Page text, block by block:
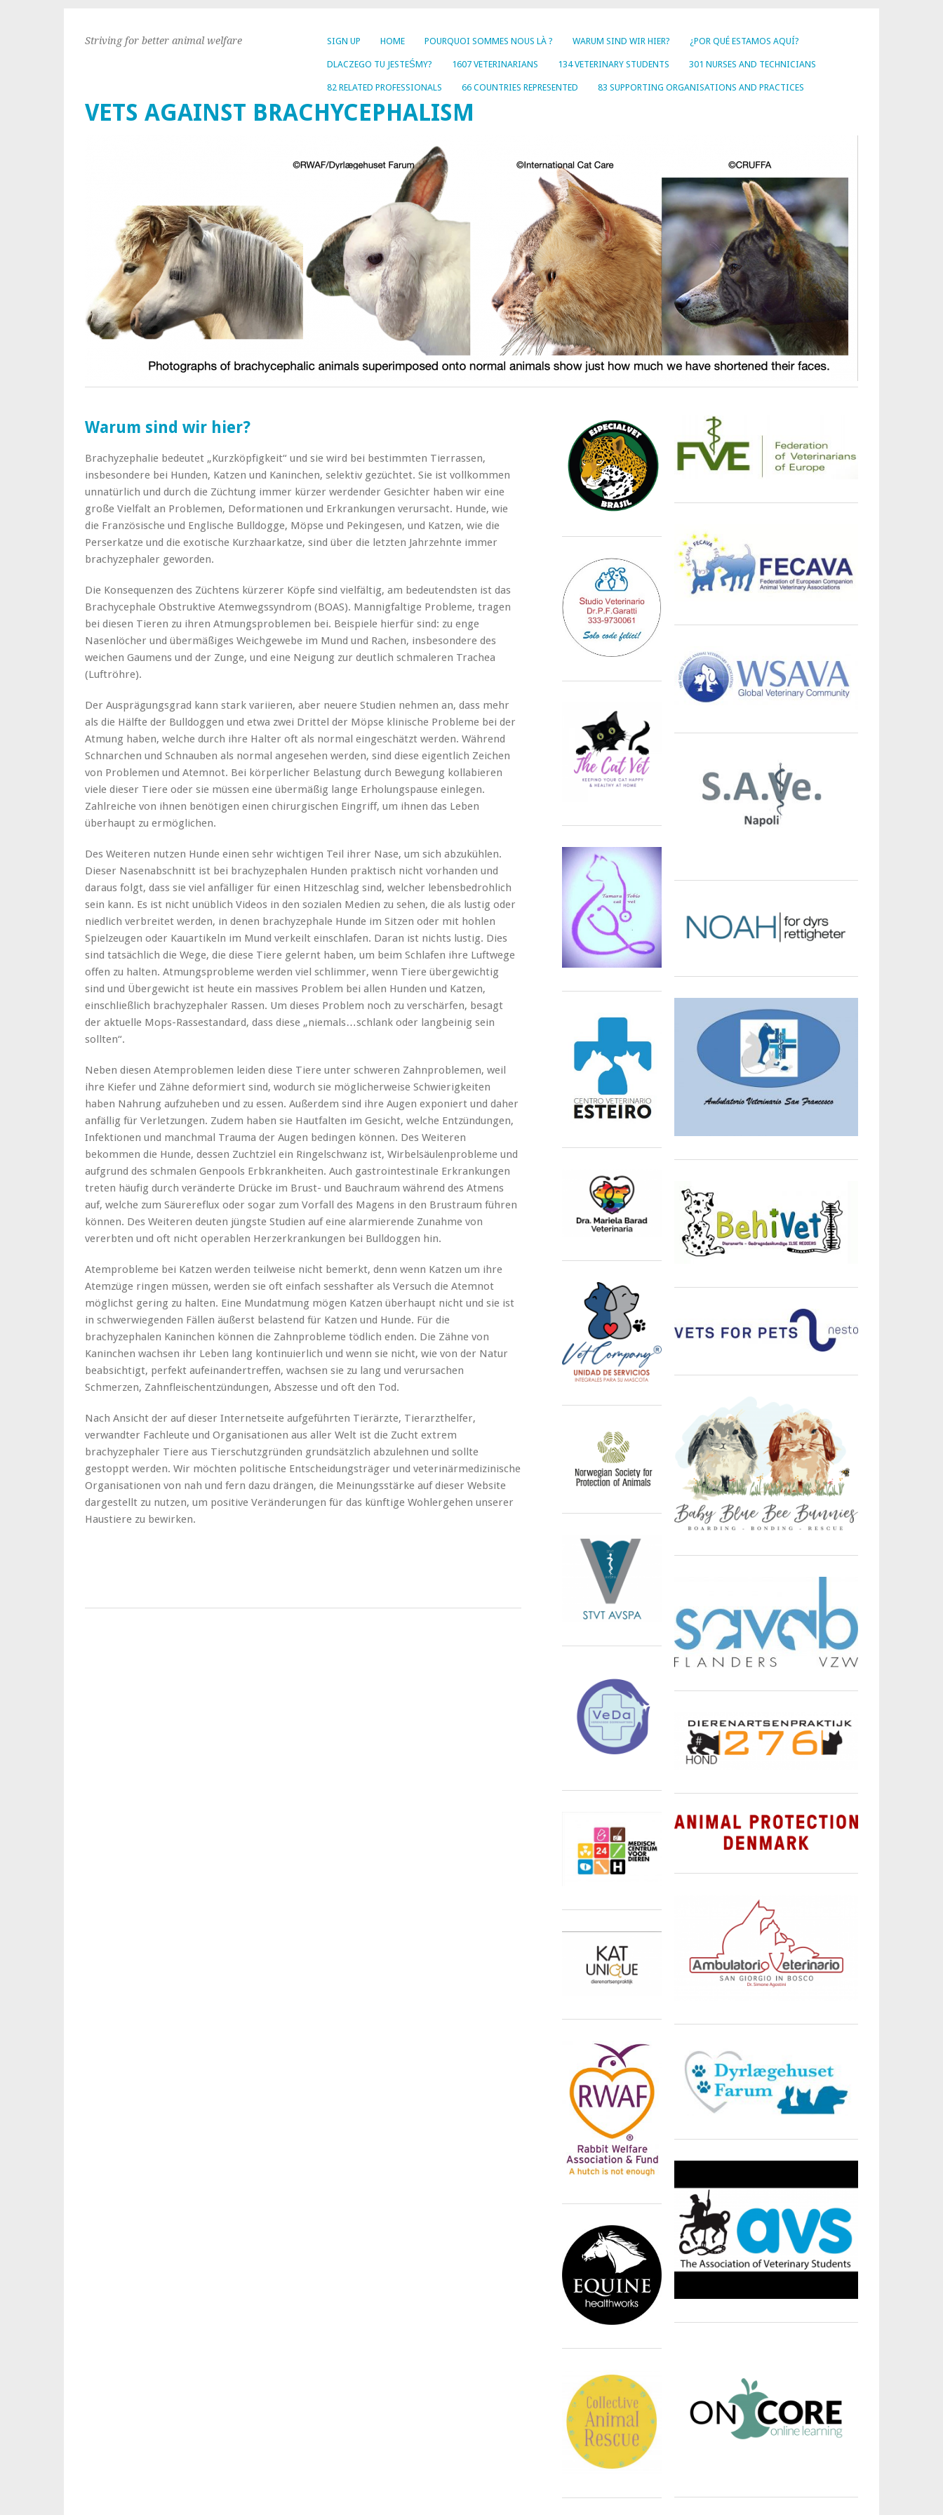
SIGN UP HOME POURQUOI SOMMES NOUS LÀ ? WARUM SIND WIR HIER? ¿POR QUÉ ESTAMOS AQUÍ?
DLACZEGO TU JESTEŚMY? 1607 VETERINARIANS 134 VETERINARY STUDENTS 301 NURSES AND TECHNICIANS
82 RELATED PROFESSIONALS 66 COUNTRIES REPRESENTED 83 SUPPORTING ORGANISATIONS AND PRACTICES
VETS AGAINST BRACHYCEPHALISM
Striving for better animal welfare
Warum sind wir hier?
Brachyzephalie bedeutet „Kurzköpfigkeit“ und sie wird bei bestimmten Tierrassen,
insbesondere bei Hunden, Katzen und Kaninchen, selektiv gezüchtet. Sie ist vollkommen
unnatürlich und durch die Züchtung immer kürzer werdender Gesichter haben wir eine
große Vielfalt an Problemen, Deformationen und Erkrankungen verursacht. Hunde, wie
die Französische und Englische Bulldogge, Möpse und Pekingesen, und Katzen, wie die
Perserkatze und die exotische Kurzhaarkatze, sind über die letzten Jahrzehnte immer
brachyzephaler geworden.
Die Konsequenzen des Züchtens kürzerer Köpfe sind vielfältig, am bedeutendsten ist das
Brachycephale Obstruktive Atemwegssyndrom (BOAS). Mannigfaltige Probleme, tragen
bei diesen Tieren zu ihren Atmungsproblemen bei. Beispiele hierfür sind: zu enge
Nasenlöcher und übermäßiges Weichgewebe im Mund und Rachen, insbesondere des
weichen Gaumens und der Zunge, und eine Neigung zur deutlich schmaleren Trachea
(Luftröhre).
Der Ausprägungsgrad kann stark variieren, aber neuere Studien nehmen an, dass mehr
als die Hälfte der Bulldoggen und etwa zwei Drittel der Möpse klinische Probleme bei der
Atmung haben, welche durch ihre Halter oft als normal eingeschätzt werden. Während
Schnarchen und Schnauben als normal angesehen werden, sind diese eigentlich Zeichen
von Problemen und Atemnot. Bei körperlicher Belastung durch Bewegung kollabieren
viele dieser Tiere oder sie müssen eine übermäßig lange Erholungspause einlegen.
Zahlreiche von ihnen benötigen einen chirurgischen Eingriff, um ihnen das Leben
überhaupt zu ermöglichen.
Des Weiteren nutzen Hunde einen sehr wichtigen Teil ihrer Nase, um sich abzukühlen.
Dieser Nasenabschnitt ist bei brachyzephalen Hunden praktisch nicht vorhanden und
daraus folgt, dass sie viel anfälliger für einen Hitzeschlag sind, welcher lebensbedrohlich
sein kann. Es ist nicht unüblich Videos in den sozialen Medien zu sehen, die als lustig oder
niedlich verbreitet werden, in denen brachyzephale Hunde im Sitzen oder mit hohlen
Spielzeugen oder Kauartikeln im Mund verkeilt einschlafen. Daran ist nichts lustig. Dies
sind tatsächlich die Wege, die diese Tiere gelernt haben, um beim Schlafen ihre Luftwege
offen zu halten. Atmungsprobleme werden viel schlimmer, wenn Tiere übergewichtig
sind und Übergewicht ist heute ein massives Problem bei allen Hunden und Katzen,
einschließlich brachyzephaler Rassen. Um dieses Problem noch zu verschärfen, besagt
der aktuelle Mops-Rassestandard, dass diese „niemals…schlank oder langbeinig sein
sollten“.
Neben diesen Atemproblemen leiden diese Tiere unter schweren Zahnproblemen, weil
ihre Kiefer und Zähne deformiert sind, wodurch sie möglicherweise Schwierigkeiten
haben Nahrung aufzuheben und zu essen. Außerdem sind ihre Augen exponiert und daher
anfällig für Verletzungen. Zudem haben sie Hautfalten im Gesicht, welche Entzündungen,
Infektionen und manchmal Trauma der Augen bedingen können. Des Weiteren
bekommen die Hunde, dessen Zuchtziel ein Ringelschwanz ist, Wirbelsäulenprobleme und
aufgrund des schmalen Genpools Erbkrankheiten. Auch gastrointestinale Erkrankungen
treten häufig durch veränderte Drücke im Brust- und Bauchraum während des Atmens
auf, welche zum Säurereflux oder sogar zum Vorfall des Magens in den Brustraum führen
können. Des Weiteren deuten jüngste Studien auf eine alarmierende Zunahme von
vererbten und oft nicht operablen Herzerkrankungen bei Bulldoggen hin.
Atemprobleme bei Katzen werden teilweise nicht bemerkt, denn wenn Katzen um ihre
Atemzüge ringen müssen, werden sie oft einfach sesshafter als Versuch die Atemnot
möglichst gering zu halten. Eine Mundatmung mögen Katzen überhaupt nicht und sie ist
in schwerwiegenden Fällen äußerst belastend für Katzen und Hunde. Für die
brachyzephalen Kaninchen können die Zahnprobleme tödlich enden. Die Zähne von
Kaninchen wachsen ihr Leben lang kontinuierlich und wenn sie nicht, wie von der Natur
beabsichtigt, perfekt aufeinandertreffen, wachsen sie zu lang und verursachen
Schmerzen, Zahnfleischentzündungen, Abszesse und oft den Tod.
Nach Ansicht der auf dieser Internetseite aufgeführten Tierärzte, Tierarzthelfer,
verwandter Fachleute und Organisationen aus aller Welt ist die Zucht extrem
brachyzephaler Tiere aus Tierschutzgründen grundsätzlich abzulehnen und sollte
gestoppt werden. Wir möchten politische Entscheidungsträger und veterinärmedizinische
Organisationen von nah und fern dazu drängen, die Meinungsstärke auf dieser Website
dargestellt zu nutzen, um positive Veränderungen für das künftige Wohlergehen unserer
Haustiere zu bewirken.